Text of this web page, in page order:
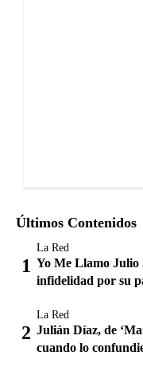
Últimos Contenidos
La Red
Yo Me Llamo Julio
infidelidad por su
La Red
Julián Díaz, de
cuando lo